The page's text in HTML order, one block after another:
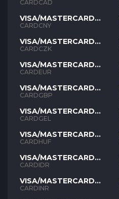
CAD
CARDCAD
VISA/MASTERCARD
CNY
CARDCNY
VISA/MASTERCARD
CZK
CARDCZK
VISA/MASTERCARD
EUR
CARDEUR
VISA/MASTERCARD
GBP
CARDGBP
VISA/MASTERCARD
GEL
CARDGEL
VISA/MASTERCARD
HUF
CARDHUF
VISA/MASTERCARD
IDR
CARDIDR
VISA/MASTERCARD
INR
CARDINR